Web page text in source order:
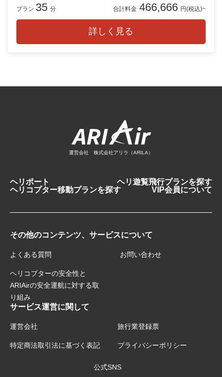
プラン 35 分 合計料金 466,666 円(税込)~
詳しく見る
運営会社 株式会社アリラ（ARILA）
ヘリポート
ヘリ遊覧飛行プランを探す
ヘリコプター移動プランを探す
VIP会員について
その他のコンテンツ、サービスについて
よくある質問 お問い合わせ
ヘリコプターの安全性と
ARIAirの安全運航に対する取
り組み
サービス運営に関して
運営会社 旅行業登録票
特定商法取引法に基づく表記 プライバシーポリシー
公式SNS